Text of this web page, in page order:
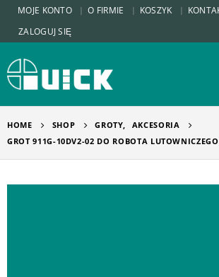
MOJE KONTO O FIRMIE KOSZYK
ZALOGUJ SIĘ
HOME SHOP GROTY,
AKCESORIA
GROT 911G-10DV2-02 DO ROBOTA